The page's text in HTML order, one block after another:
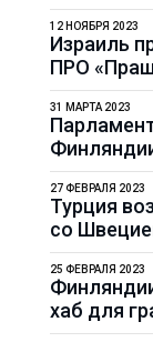
Израиль
ПРО
12 НОЯБРЯ 2023
31 МАРТА 2023
Турция
со
27 ФЕВРАЛЯ 2023
хаб для
25 ФЕВРАЛЯ 2023